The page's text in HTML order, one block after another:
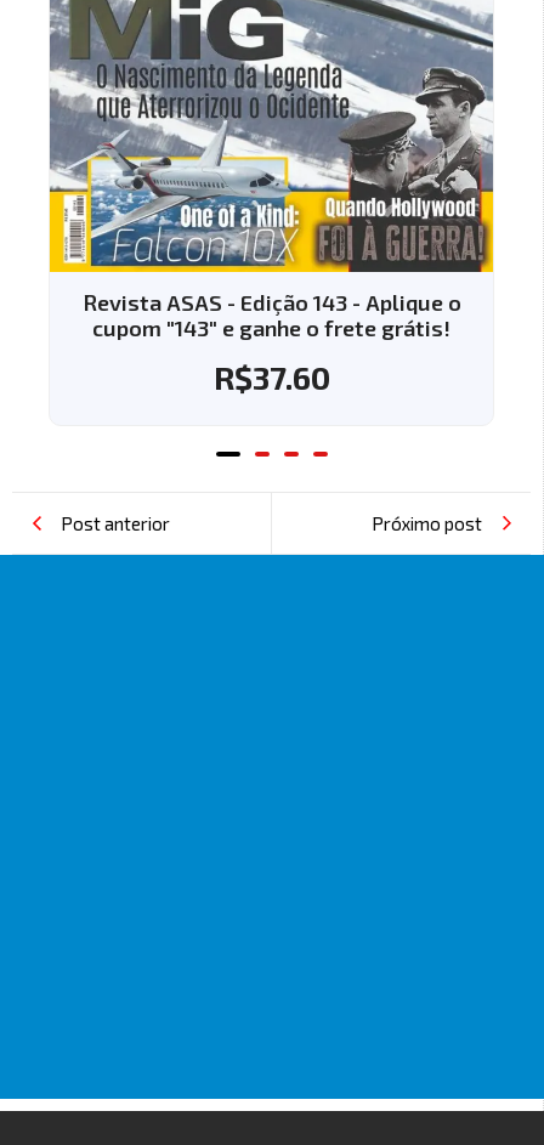
Revista ASAS - Edição 143 - Aplique o
cupom "143" e ganhe o frete grátis!
R$37.60
Post anterior Próximo post